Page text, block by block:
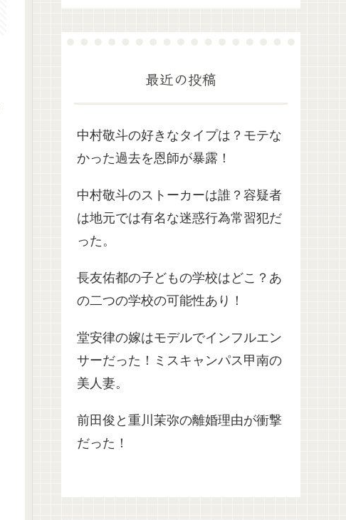
最近の投稿
中村敬斗の好きなタイプは？モテな
かった過去を恩師が暴露！
中村敬斗のストーカーは誰？容疑者
は地元では有名な迷惑行為常習犯だ
った。
長友佑都の子どもの学校はどこ？あ
の二つの学校の可能性あり！
堂安律の嫁はモデルでインフルエン
サーだった！ミスキャンパス甲南の
美人妻。
前田俊と重川茉弥の離婚理由が衝撃
だった！